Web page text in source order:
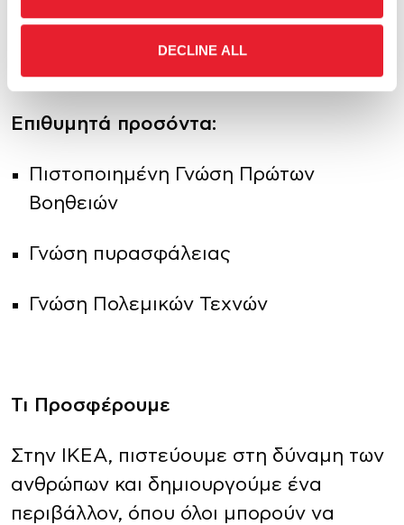
DECLINE ALL
Ομαδικό πνεύμα και καλή επικοινωνία
Επιθυμητά προσόντα:
Πιστοποιημένη Γνώση Πρώτων
Βοηθειών
Γνώση πυρασφάλειας
Γνώση Πολεμικών Τεχνών
Τι Προσφέρουμε
Στην ΙΚΕΑ, πιστεύουμε στη δύναμη των
ανθρώπων και δημιουργούμε ένα
περιβάλλον, όπου όλοι μπορούν να